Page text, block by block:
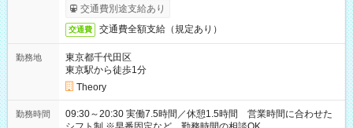
交通費別途支給あり
交通費 交通費全額支給（規定あり）
勤務地
東京都千代田区
東京駅から徒歩1分
Theory
勤務時間
09:30～20:30 実働7.5時間／休憩1.5時間 営業時間に合わせた